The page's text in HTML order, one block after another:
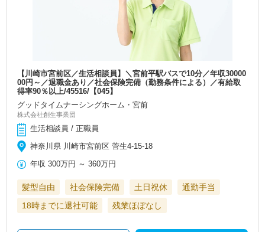
【川崎市宮前区／生活相談員】＼宮前平駅バスで10分／年収30000
00円～／退職金あり／社会保険完備（勤務条件による）／有給取
得率90％以上/45516/【045】
グッドタイムナーシングホーム・宮前
株式会社創生事業団
生活相談員 / 正職員
神奈川県 川崎市宮前区 菅生4-15-18
年収 300万円 ～360万円
髪型自由 社会保険完備 土日祝休
通勤手当
18時までに退社可能
残業ほぼなし